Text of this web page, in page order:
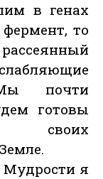
в генах
то
почти
готовы
своих
Мудрости я